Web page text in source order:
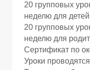
20 групповых
неделю для
20 групповых
неделю для
Сертификат по
Уроки